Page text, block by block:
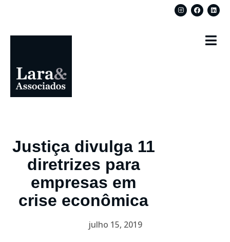
Justiça divulga 11
diretrizes para
empresas em
crise econômica
julho 15, 2019